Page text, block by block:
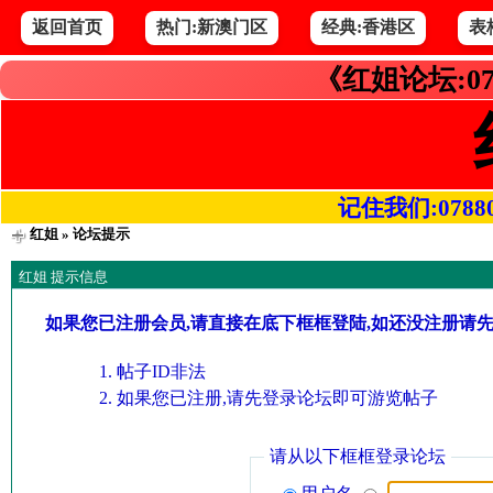
返回首页 热门:新澳门区 经典:香港区 表
《红姐论坛
记住我们
红姐» 论坛提示
红姐 提示信息
如果您已注册会员,请直接在底下框框登陆,如还没注册请
帖子ID非法
如果您已注册,请先登录论坛即可游览帖子
请从以下框框登录论坛